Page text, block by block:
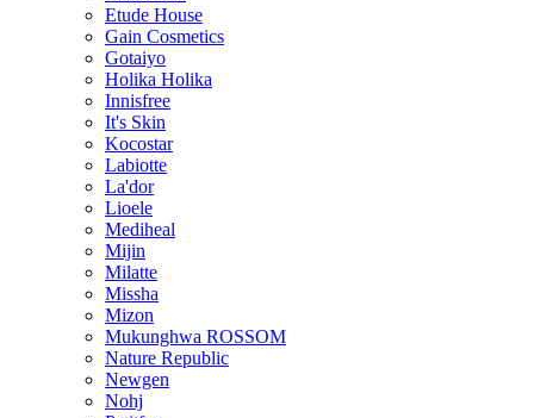
Etude House
Gain Cosmetics
Gotaiyo
Holika Holika
Innisfree
It's Skin
Kocostar
Labiotte
La'dor
Lioele
Mediheal
Mijin
Milatte
Missha
Mizon
Mukunghwa ROSSOM
Nature Republic
Newgen
Nohj